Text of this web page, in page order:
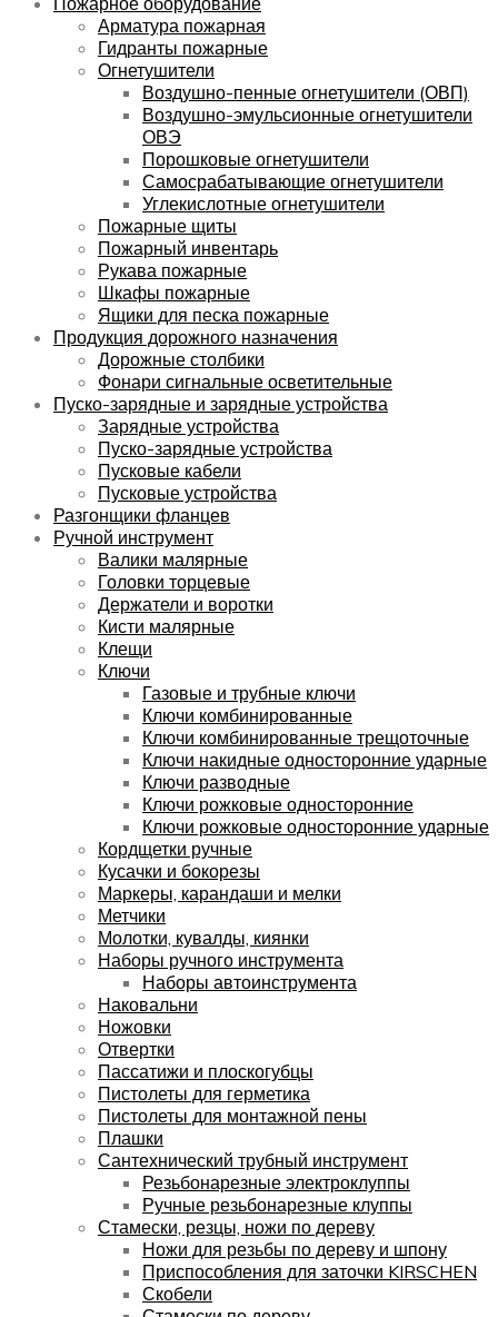
Арматура пожарная
Гидранты пожарные
Огнетушители
Воздушно-пенные огнетушители (ОВП)
Воздушно-эмульсионные огнетушители
ОВЭ
Порошковые огнетушители
Самосрабатывающие огнетушители
Углекислотные огнетушители
Пожарные щиты
Пожарный инвентарь
Рукава пожарные
Шкафы пожарные
Ящики для песка пожарные
Продукция дорожного назначения
Дорожные столбики
Фонари сигнальные осветительные
Пуско-зарядные и зарядные устройства
Зарядные устройства
Пуско-зарядные устройства
Пусковые кабели
Пусковые устройства
Разгонщики фланцев
Ручной инструмент
Валики малярные
Головки торцевые
Держатели и воротки
Кисти малярные
Клещи
Ключи
Газовые и трубные ключи
Ключи комбинированные
Ключи комбинированные трещоточные
Ключи накидные односторонние ударные
Ключи разводные
Ключи рожковые односторонние
Ключи рожковые односторонние ударные
Кордщетки ручные
Кусачки и бокорезы
Маркеры, карандаши и мелки
Метчики
Молотки, кувалды, киянки
Наборы ручного инструмента
Наборы автоинструмента
Наковальни
Ножовки
Отвертки
Пассатижи и плоскогубцы
Пистолеты для герметика
Пистолеты для монтажной пены
Плашки
Сантехнический трубный инструмент
Резьбонарезные электроклуппы
Ручные резьбонарезные клуппы
Стамески, резцы, ножи по дереву
Ножи для резьбы по дереву и шпону
Приспособления для заточки KIRSCHEN
Скобели